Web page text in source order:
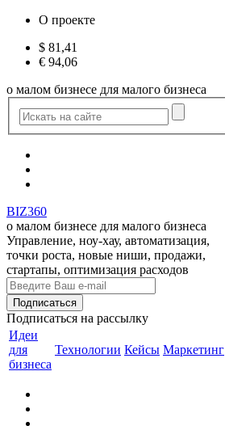
О проекте
$ 81,41
€ 94,06
о малом бизнесе для малого бизнеса
BIZ360
о малом бизнесе для малого бизнеса
Управление, ноу-хау, автоматизация,
точки роста, новые ниши, продажи,
стартапы, оптимизация расходов
Подписаться на рассылку
Идеи
для
бизнеса
Технологии Кейсы Маркетинг